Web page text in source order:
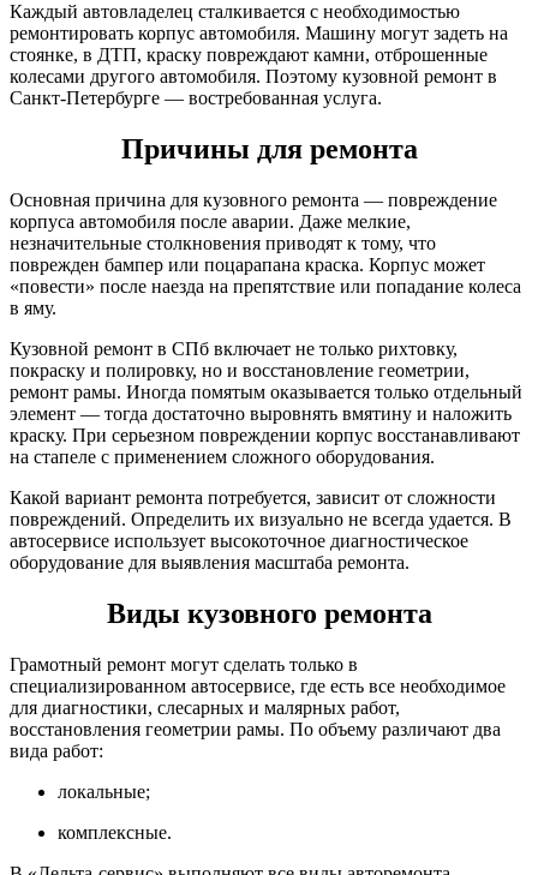
Каждый автовладелец сталкивается с необходимостью
ремонтировать корпус автомобиля. Машину могут задеть на
стоянке, в ДТП, краску повреждают камни, отброшенные
колесами другого автомобиля. Поэтому кузовной ремонт в
Санкт-Петербурге — востребованная услуга.
Причины для ремонта
Основная причина для кузовного ремонта — повреждение
корпуса автомобиля после аварии. Даже мелкие,
незначительные столкновения приводят к тому, что
поврежден бампер или поцарапана краска. Корпус может
«повести» после наезда на препятствие или попадание колеса
в яму.
Кузовной ремонт в СПб включает не только рихтовку,
покраску и полировку, но и восстановление геометрии,
ремонт рамы. Иногда помятым оказывается только отдельный
элемент — тогда достаточно выровнять вмятину и наложить
краску. При серьезном повреждении корпус восстанавливают
на стапеле с применением сложного оборудования.
Какой вариант ремонта потребуется, зависит от сложности
повреждений. Определить их визуально не всегда удается. В
автосервисе использует высокоточное диагностическое
оборудование для выявления масштаба ремонта.
Виды кузовного ремонта
Грамотный ремонт могут сделать только в
специализированном автосервисе, где есть все необходимое
для диагностики, слесарных и малярных работ,
восстановления геометрии рамы. По объему различают два
вида работ:
локальные;
комплексные.